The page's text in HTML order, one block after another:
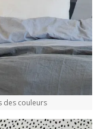
des couleurs